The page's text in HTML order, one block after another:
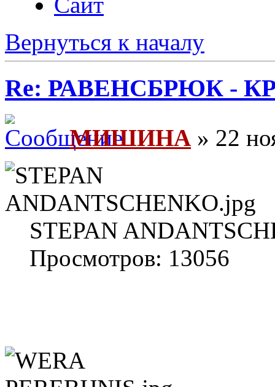
Вернуться к началу
Re: РАВЕНСБРЮК -
МИШИНА » 22
STEPAN
Просмотров: 13056